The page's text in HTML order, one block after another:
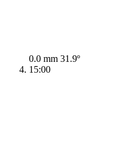
0.0 mm 31.9º
15:00